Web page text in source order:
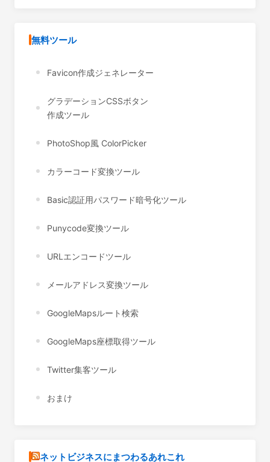
無料ツール
Favicon作成ジェネレーター
グラデーションCSSボタン
作成ツール
PhotoShop風 ColorPicker
カラーコード変換ツール
Basic認証用パスワード暗号化ツール
Punycode変換ツール
URLエンコードツール
メールアドレス変換ツール
GoogleMapsルート検索
GoogleMaps座標取得ツール
Twitter集客ツール
おまけ
ネットビジネスにまつわるあれこれ